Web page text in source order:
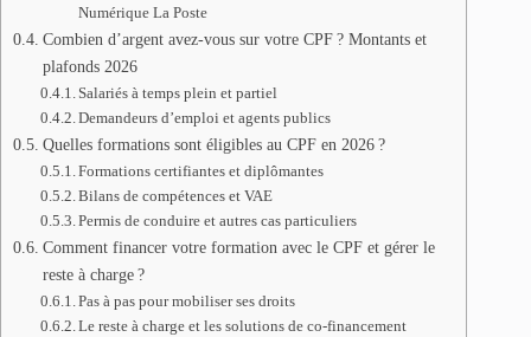
Numérique La Poste
Combien d’argent avez-vous sur votre CPF ? Montants et
plafonds 2026
Salariés à temps plein et partiel
Demandeurs d’emploi et agents publics
Quelles formations sont éligibles au CPF en 2026 ?
Formations certifiantes et diplômantes
Bilans de compétences et VAE
Permis de conduire et autres cas particuliers
Comment financer votre formation avec le CPF et gérer le
reste à charge ?
Pas à pas pour mobiliser ses droits
Le reste à charge et les solutions de co‑financement